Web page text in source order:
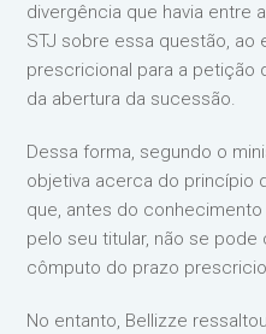
divergência que havia entre
STJ sobre essa questão,
prescricional para a petição
da abertura da sucessão.
Dessa forma, segundo o
objetiva acerca do princípio
que, antes do
pelo seu titular, não se pode
cômputo do prazo
No entanto, Bellizze